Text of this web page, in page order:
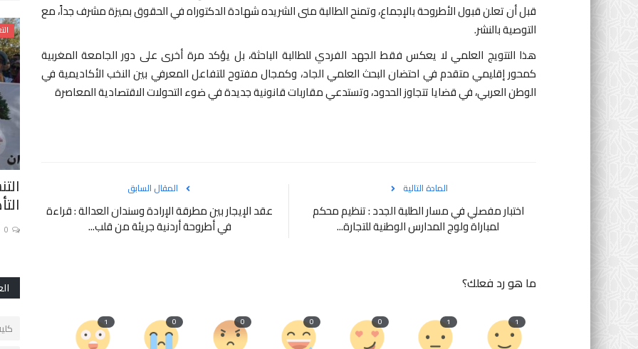
قبل أن تعلن قبول الأطروحة بالإجماع، وتمنح الطالبة منى الشريده شهادة الدكتوراه في الحقوق بميزة مشرف جداً، مع
التوصية بالنشر.
هذا التتويج العلمي لا يعكس فقط الجهد الفردي للطالبة الباحثة، بل يؤكد مرة أخرى على دور الجامعة المغربية
كمحور إقليمي متقدم في احتضان البحث العلمي الجاد، وكمجال مفتوح للتفاعل المعرفي بين النخب الأكاديمية في
الوطن العربي، في قضايا تتجاوز الحدود، وتستدعي مقاربات قانونية جديدة في ضوء التحولات الاقتصادية المعاصرة
المقال السابق
عقد الإيجار بين مطرقة الإرادة وسندان العدالة : قراءة
في أطروحة أردنية جريئة من قلب...
المادة التالية
اختبار مفصلي في مسار الطلبة الجدد : تنظيم محكم
لمباراة ولوج المدارس الوطنية للتجارة...
ما هو رد فعلك؟
1
1
0
0
0
0
1
0
بادرة إنسانية نبيلة: مدير أكاديمية فاس
مكناس يوفر سكناً...
جامعة سيدي محمد بن عبد الله
جامعة سيدي محمد بن عبد الله : خمسون
عامًا من الريادة العلمية...
0